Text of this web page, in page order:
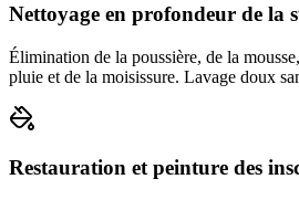
Nettoyage en profondeur de la
Élimination de la poussière, de la
pluie et de la moisissure. Lavage doux
Restauration et peinture des